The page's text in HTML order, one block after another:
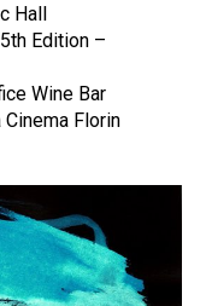
Hall
Edition –
Wine Bar
Florin